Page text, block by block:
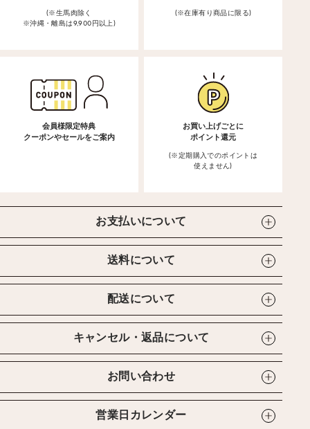
(※生馬肉除く
※沖縄・離島は9,900円以上)
(※在庫有り商品に限る)
会員様限定特典
クーポンやセールをご案内
お買い上げごとに
ポイント還元
(※定期購入でのポイントは
使えません)
お支払いについて
送料について
配送について
キャンセル・返品について
お問い合わせ
営業日カレンダー